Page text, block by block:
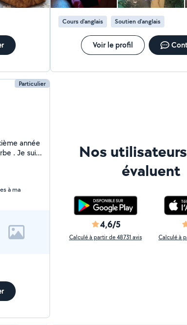
Cours d'anglais Soutien d'anglais
Voir le profil
Particulier
année
. Je suis
. Je peux
niveau
j'ai un
animaux
à ma
Nos
évaluent
4,6/5
Calculé à partir de 48731 avis Calculé à